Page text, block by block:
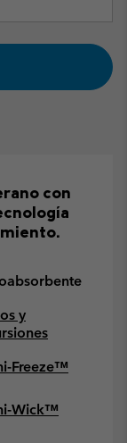
con
y
Freeze™
Wick™